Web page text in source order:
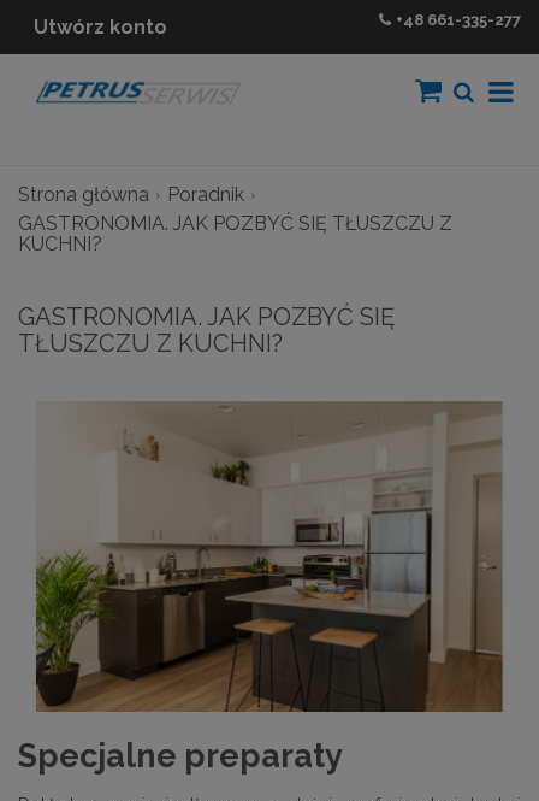
Utwórz konto +48 661-335-277
Strona główna
Poradnik
GASTRONOMIA. JAK POZBYĆ SIĘ TŁUSZCZU Z
KUCHNI?
GASTRONOMIA. JAK POZBYĆ SIĘ
TŁUSZCZU Z KUCHNI?
Specjalne preparaty